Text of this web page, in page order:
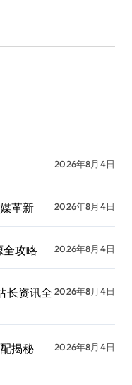
2026年8月4日
革新 2026年8月4日
攻略 2026年8月4日
长资讯全 2026年8月4日
揭秘 2026年8月4日